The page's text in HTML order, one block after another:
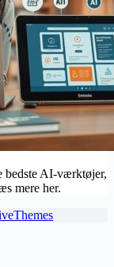
bedste AI-værktøjer,
mere her.